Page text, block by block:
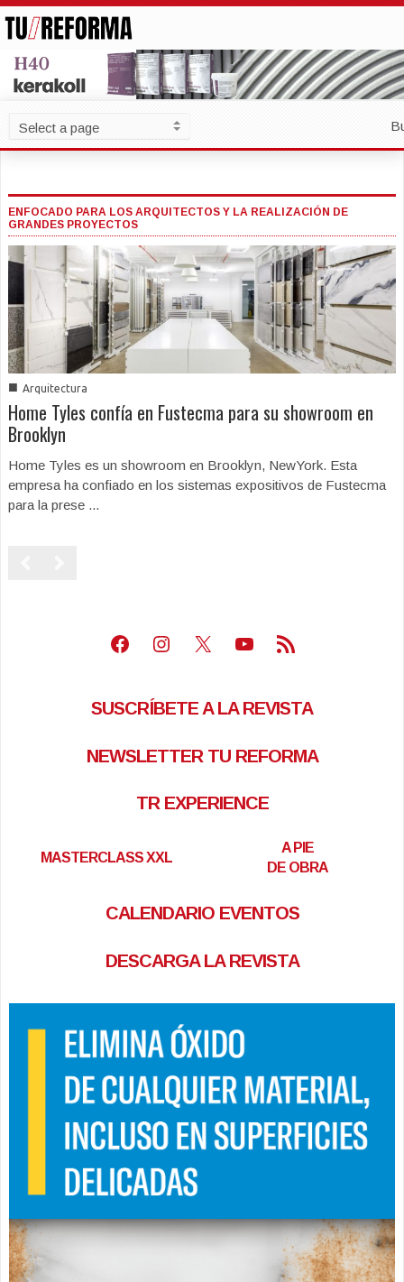
ENFOCADO PARA LOS ARQUITECTOS Y LA REALIZACIÓN DE
GRANDES PROYECTOS
■ Arquitectura
Home Tyles confía en Fustecma para su showroom en
Brooklyn
Home Tyles es un showroom en Brooklyn, NewYork. Esta
empresa ha confiado en los sistemas expositivos de Fustecma
para la prese ...
Facebook
Instagram
X Youtube
Feed RSS
SUSCRÍBETE A LA REVISTA
NEWSLETTER TU REFORMA
TR EXPERIENCE
MASTERCLASS XXL
A PIE
DE OBRA
CALENDARIO EVENTOS
DESCARGA LA REVISTA